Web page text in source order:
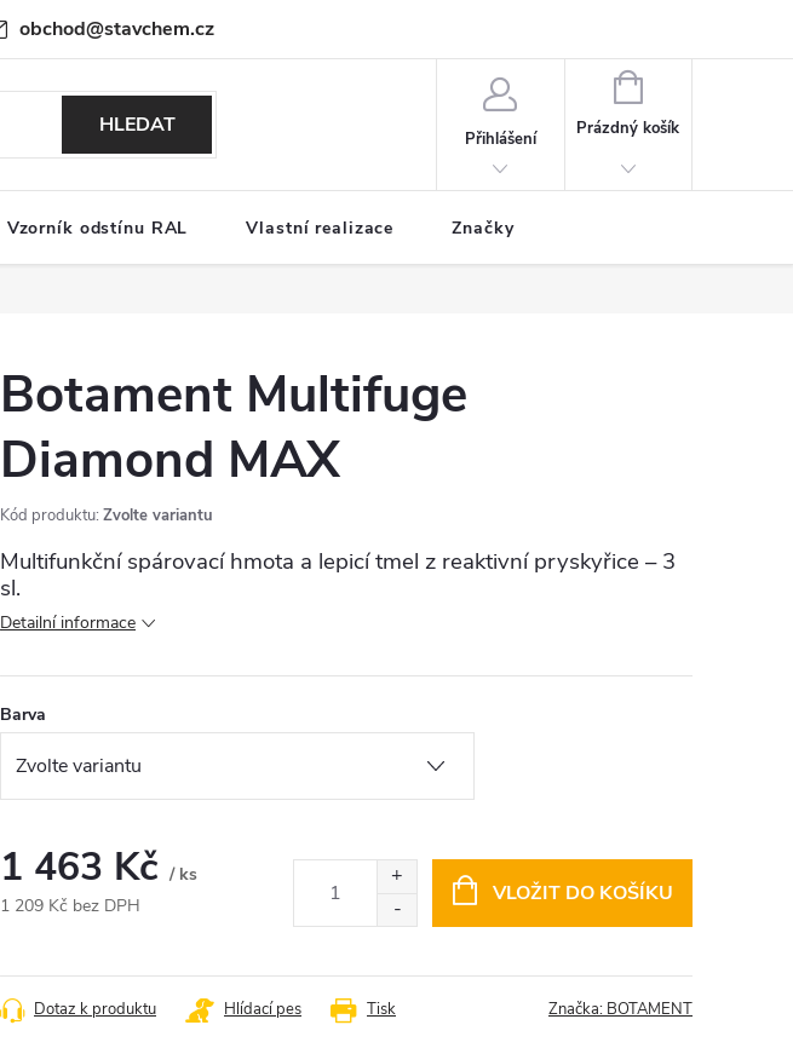
obchod@stavchem.cz
HLEDAT
Přihlášení
NÁKUPNÍ
KOŠÍK
Prázdný košík
Vzorník odstínu RAL Vlastní realizace Značky
Botament Multifuge
Diamond MAX
Kód produktu: Zvolte variantu
Multifunkční spárovací hmota a lepicí tmel z reaktivní pryskyřice – 3
sl.
Detailní informace
Barva
1 463 Kč / ks
1 209 Kč bez DPH
VLOŽIT DO KOŠÍKU
Tisk
Dotaz k produktu Hlídací pes Značka: BOTAMENT